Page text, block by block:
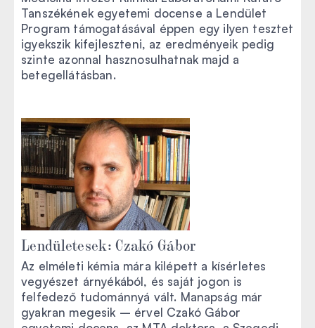
Tanszékének egyetemi docense a Lendület
Program támogatásával éppen egy ilyen tesztet
igyekszik kifejleszteni, az eredményeik pedig
szinte azonnal hasznosulhatnak majd a
betegellátásban.
Lendületesek: Czakó Gábor
Az elméleti kémia mára kilépett a kísérletes
vegyészet árnyékából, és saját jogon is
felfedező tudománnyá vált. Manapság már
gyakran megesik – érvel Czakó Gábor